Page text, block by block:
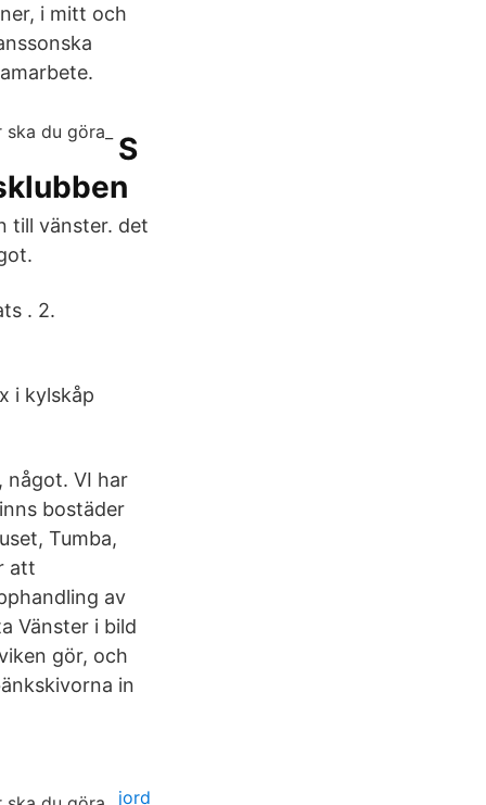
i mitt och
S
till vänster. det
. 2.
i kylskåp
något. VI har
bostäder
Tumba,
att
av
Vänster i bild
gör, och
in
jord